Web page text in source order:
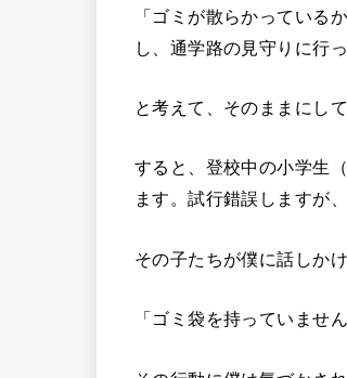
「ゴミが散らかっている
し、通学路の見守りに行
と考えて、そのままにして
すると、登校中の小学生
ます。試行錯誤しますが
その子たちが僕に話しか
「ゴミ袋を持っていません